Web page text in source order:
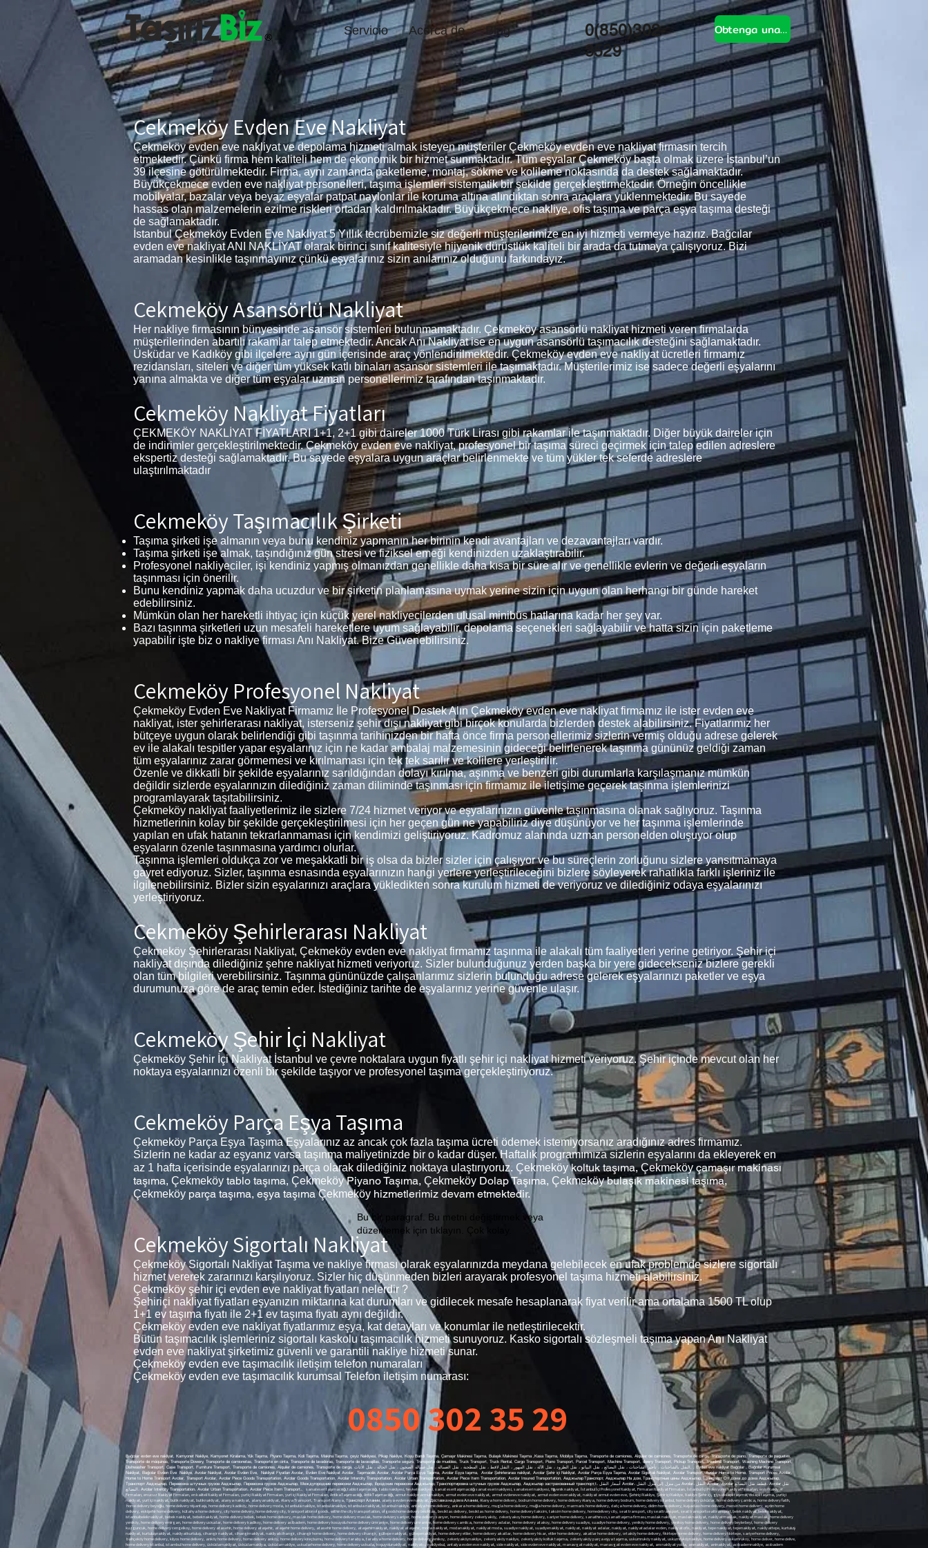
Servicio Acerca de Blog
0(850)302-
3529
Obtenga una cotización
Çekmeköy Evden Eve Nakliyat
Çekmeköy evden eve nakliyat ve depolama hizmeti almak isteyen müşteriler Çekmeköy evden eve nakliyat firmasın tercih
etmektedir. Çünkü firma hem kaliteli hem de ekonomik bir hizmet sunmaktadır. Tüm eşyalar Çekmeköy başta olmak üzere İstanbul’un
39 ilçesine götürülmektedir. Firma, aynı zamanda paketleme, montaj, sökme ve kolileme noktasında da destek sağlamaktadır.
Büyükçekmece evden eve nakliyat personelleri, taşıma işlemleri sistematik bir şekilde gerçekleştirmektedir. Örneğin öncellikle
mobilyalar, bazalar veya beyaz eşyalar patpat naylonlar ile koruma altına alındıktan sonra araçlara yüklenmektedir. Bu sayede
hassas olan malzemelerin ezilme riskleri ortadan kaldırılmaktadır. Büyükçekmece nakliye, ofis taşıma ve parça eşya taşıma desteği
de sağlamaktadır.
İstanbul Çekmeköy Evden Eve Nakliyat 5 Yıllık tecrübemizle siz değerli müşterilerimize en iyi hizmeti vermeye hazırız. Bağcılar
evden eve nakliyat ANI NAKLİYAT olarak birinci sınıf kalitesiyle hijyenik dürüstlük kaliteli bir arada da tutmaya çalışıyoruz. Bizi
aramadan kesinlikle taşınmayınız çünkü eşyalarınız sizin anılarınız olduğunu farkındayız.
Çekmeköy Asansörlü Nakliyat
Her nakliye firmasının bünyesinde asansör sistemleri bulunmamaktadır. Çekmeköy asansörlü nakliyat hizmeti veren firmalarda
müşterilerinden abartılı rakamlar talep etmektedir. Ancak Anı Nakliyat ise en uygun asansörlü taşımacılık desteğini sağlamaktadır.
Üsküdar ve Kadıköy gibi ilçelere aynı gün içerisinde araç yönlendirilmektedir. Çekmeköy evden eve nakliyat ücretleri firmamız
rezidansları, siteleri ve diğer tüm yüksek katlı binaları asansör sistemleri ile taşımaktadır. Müşterilerimiz ise sadece değerli eşyalarını
yanına almakta ve diğer tüm eşyalar uzman personellerimiz tarafından taşınmaktadır.
Çekmeköy Nakliyat Fiyatları
ÇEKMEKÖY NAKLİYAT FİYATLARI 1+1, 2+1 gibi daireler 1000 Türk Lirası gibi rakamlar ile taşınmaktadır. Diğer büyük daireler için
de indirimler gerçekleştirilmektedir. Çekmeköy evden eve nakliyat, profesyonel bir taşıma süreci geçirmek için talep edilen adreslere
ekspertiz desteği sağlamaktadır. Bu sayede eşyalara uygun araçlar belirlenmekte ve tüm yükler tek seferde adreslere
ulaştırılmaktadır
Çekmeköy Taşımacılık Şirketi
Taşıma şirketi işe almanın veya bunu kendiniz yapmanın her birinin kendi avantajları ve dezavantajları vardır.
Taşıma şirketi işe almak, taşındığınız gün stresi ve fiziksel emeği kendinizden uzaklaştırabilir.
Profesyonel nakliyeciler, işi kendiniz yapmış olmanızdan genellikle daha kısa bir süre alır ve genellikle evlerin ve değerli eşyaların
taşınması için önerilir.
Bunu kendiniz yapmak daha ucuzdur ve bir şirketin planlamasına uymak yerine sizin için uygun olan herhangi bir günde hareket
edebilirsiniz.
Mümkün olan her hareketli ihtiyaç için küçük yerel nakliyecilerden ulusal minibüs hatlarına kadar her şey var.
Bazı taşınma şirketleri uzun mesafeli hareketlere uyum sağlayabilir, depolama seçenekleri sağlayabilir ve hatta sizin için paketleme
yapabilir işte biz o nakliye firması Anı Nakliyat. Bize Güvenebilirsiniz.
Çekmeköy Profesyonel Nakliyat
Çekmeköy Evden Eve Nakliyat Firmamız İle Profesyonel Destek Alın Çekmeköy evden eve nakliyat firmamız ile ister evden eve
nakliyat, ister şehirlerarası nakliyat, isterseniz şehir dışı nakliyat gibi birçok konularda bizlerden destek alabilirsiniz. Fiyatlarımız her
bütçeye uygun olarak belirlendiği gibi taşınma tarihinizden bir hafta önce firma personellerimiz sizlerin vermiş olduğu adrese gelerek
ev ile alakalı tespitler yapar eşyalarınız için ne kadar ambalaj malzemesinin gideceği belirlenerek taşınma gününüz geldiği zaman
tüm eşyalarınız zarar görmemesi ve kırılmaması için tek tek sarılır ve kolilere yerleştirilir.
Özenle ve dikkatli bir şekilde eşyalarınız sarıldığından dolayı kırılma, aşınma ve benzeri gibi durumlarla karşılaşmanız mümkün
değildir sizlerde eşyalarınızın dilediğiniz zaman diliminde taşınması için firmamız ile iletişime geçerek taşınma işlemlerinizi
programlayarak taşıtabilirsiniz.
Çekmeköy nakliyat faaliyetlerimiz ile sizlere 7/24 hizmet veriyor ve eşyalarınızın güvenle taşınmasına olanak sağlıyoruz. Taşınma
hizmetlerinin kolay bir şekilde gerçekleştirilmesi için her geçen gün ne yapabiliriz diye düşünüyor ve her taşınma işlemlerinde
yapılan en ufak hatanın tekrarlanmaması için kendimizi geliştiriyoruz. Kadromuz alanında uzman personelden oluşuyor olup
eşyaların özenle taşınmasına yardımcı olurlar.
Taşınma işlemleri oldukça zor ve meşakkatli bir iş olsa da bizler sizler için çalışıyor ve bu süreçlerin zorluğunu sizlere yansıtmamaya
gayret ediyoruz. Sizler, taşınma esnasında eşyalarınızın hangi yerlere yerleştirileceğini bizlere söyleyerek rahatlıkla farklı işleriniz ile
ilgilenebilirsiniz. Bizler sizin eşyalarınızı araçlara yükledikten sonra kurulum hizmeti de veriyoruz ve dilediğiniz odaya eşyalarınızı
yerleştiriyoruz.
Çekmeköy Şehirlerarası Nakliyat
Çekmeköy Şehirlerarası Nakliyat, Çekmeköy evden eve nakliyat firmamız taşınma ile alakalı tüm faaliyetleri yerine getiriyor. Şehir içi
nakliyat dışında dilediğiniz şehre nakliyat hizmeti veriyoruz. Sizler bulunduğunuz yerden başka bir yere gidecekseniz bizlere gerekli
olan tüm bilgileri verebilirsiniz. Taşınma gününüzde çalışanlarımız sizlerin bulunduğu adrese gelerek eşyalarınızı paketler ve eşya
durumunuza göre de araç temin eder. İstediğiniz tarihte de eşyalarınız yerine güvenle ulaşır.
Çekmeköy Şehir İçi Nakliyat
Çekmeköy Şehir İçi Nakliyat İstanbul ve çevre noktalara uygun fiyatlı şehir içi nakliyat hizmeti veriyoruz. Şehir içinde mevcut olan her
noktaya eşyalarınızı özenli bir şekilde taşıyor ve profesyonel taşıma gerçekleştiriyoruz.
Çekmeköy Parça Eşya Taşıma
Çekmeköy Parça Eşya Taşıma Eşyalarınız az ancak çok fazla taşıma ücreti ödemek istemiyorsanız aradığınız adres firmamız.
Sizlerin ne kadar az eşyanız varsa taşınma maliyetinizde bir o kadar düşer. Haftalık programımıza sizlerin eşyalarını da ekleyerek en
az 1 hafta içerisinde eşyalarınızı parça olarak dilediğiniz noktaya ulaştırıyoruz. Çekmeköykoltuk taşıma,Çekmeköyçamaşır makinası
taşıma, Çekmeköy tablo taşıma,ÇekmeköyPiyano Taşıma, Çekmeköy Dolap Taşıma, Çekmeköybulaşık makinesi taşıma,
Çekmeköy parça taşıma, eşya taşımaÇekmeköy hizmetlerimiz devam etmektedir.
Çekmeköy Sigortalı Nakliyat
Çekmeköy Sigortalı Nakliyat Taşıma ve nakliye firması olarak eşyalarınızda meydana gelebilecek en ufak problemde sizlere sigortalı
hizmet vererek zararınızı karşılıyoruz. Sizler hiç düşünmeden bizleri arayarak profesyonel taşıma hizmeti alabilirsiniz.
Çekmeköy şehir içi evden eve nakliyat fiyatları nelerdir ?
Şehiriçi nakliyat fiyatları eşyanızın miktarına kat durumları ve gidilecek mesafe hesaplanarak fiyat verilir ama ortalama 1500 TL olup
1+1 ev taşıma fiyatı ile 2+1 ev taşıma fiyatı aynı değildir.
Çekmeköy evden eve nakliyat fiyatlarımız eşya, kat detayları ve konumlar ile netleştirilecektir.
Bütün taşımacılık işlemleriniz sigortalı kaskolu taşımacılık hizmeti sunuyoruz. Kasko sigortalı sözleşmeli taşıma yapan Anı Nakliyat
evden eve nakliyat şirketimiz güvenli ve garantili nakliye hizmeti sunar.
Çekmeköy evden eve taşımacılık iletişim telefon numaraları
Çekmeköy evden eve taşımacılık kurumsal Telefon iletişim numarası:
0850 302 35 29
Bu bir paragraf. Bu metni değiştirmek veya
düzenlemek için tıklayın. Çok kolay.
Bağcılar evden eve nakliyat, Kamyonet Nakliye, Kamyonet Kiralama, Yük Taşıma, Piyano Taşıma, Koli Taşıma, Makina Taşıma, çeyiz Nakliyesi, Pikap Nakliye, Koşu Bandı Taşıma, Çamaşır Makinesi Taşıma, Bulaşık Makinesi Taşıma ,Kasa Taşıma, Mobilya Taşıma, Transporte de camiones, Alquiler de camiones, Transporte de carga, Transporte de piano, Transporte de paquetes,
Transporte de máquinas, Transporte Dowery, Transporte de camionetas, Transporte en cinta, Transporte de lavadoras, Transporte de lavavajillas, Transporte seguro, Transporte de muebles, Truck Transport, Truck Rental, Cargo Transport, Piano Transport, Parcel Transport, Machine Transport, dowry Transport, Pickup Transport, Treadmill Transport, Washing Machine Transport,
Dishwasher Transport, Case Transport, Furniture Transport, Transporte de camiones, Alquiler de camiones, Transporte de carga, النقل بالشاحنات ، تأجير الشاحنات ، نقل البضائع ، نقل البيانو ، نقل الطرود ، نقل الآلة ، نقل المهور ، النقل لاقط ، نقل المطحنة ، نقل الغسالة ، نقل غسالة الصحون ، نقل الحالة ، نقل الأثاث, , Evden eve nakliyat Bağcılar , Bağcılar Kurumsal
Nakliyat, Bağcılar Evden Eve Nakliye, Avcılar Nakliyat, Avcılar Evden Eve, Nakliyat Fiyatları Avcılar, Evden Eve Nakliyat Avcılar, Taşımacılık Avcılar, Avcılar Parça Eşya Taşıma, Avcılar Eşya taşıma, Avcılar Şehirlerarası nakliyat, Avcılar Şehir içi Nakliyat, Avcılar Parça Eşya Taşıma, Avcılar Sigortalı Nakliyat, Avcılar Transport, Avcılar Home to Home, Transport Prices Avcılar,
Home to Home Transport Avcılar, Transport Avcılar, Avcılar Piece Goods Transportation, Avcılar Goods Transportation, Avcılar Intercity Transportation, Avcılar Urban Transportation, Avcılar Piece Item Transportation, Avcılar Insured Transportation, Авджылар Транспорт, Авджылар На дом, Транспортные цены Авджылар, Транспорт От дома до дома Авджылар,
Транспорт Авджылар, Перевозка штучных грузов Авджылар, Перевозка грузов Авджылар, Междугородние перевозки Авджылар, Городские перевозки Авджылар, Транспортировка штучных грузов Авджылар, Авджылар застрахованный транспорт,t، أسعار النقل Avcılar، من منزل إلى منزل النقل Avcılar، النقل Avcılar، Avcılar قطعة نقل البضائع، Avcılar نقل
البضائع، Avcılar Intercity Transportation، Avcılar Urban Transportation، Avcılar Piece Item Transport،, sanateseri taşımacılığı, tablo taşımacılığı, tablo nakliyesi, heykel nakliyesi, sanat eseritaşımacılığı sanat eseri nakliyesi, sanateseri nakliyesi, Hijyenik nakliyat, İstanbul İçi Profesyonel Nakliyat, Firmaları Nakliyat Firmaları, İstanbul İçi Profesyonel NakliyatFirmaları, en iyi Nakliyat Firmaları, en ucuz Nakliyat Firmaları, en kaliteli Nakliyat Firmaları, yurtiçi Nakliyat Firmaları, yurt içi Nakliyat Firmaları, AntikaTaşımacılığı, AntikTaşımacılığı, armut nakliye armutnakliye, armut evden eve nakliyat, armut evdeneve nakliyat, armut evden evenakliyat, nakliyat armut evden eve, Şehiriçi Nakliye, Şehir içi Nakliye, Nakliye Şehir içi, giysi dolaplı taşıma, dolaplı taşıma, yurtiçi nakliyat, yurt içi nakliyat, butik nakliyat, butiknakliyat, alanya nakliyat, alanyanakliyat, Alanya Transport, Transport Alanya, Транспорт Алании, alanya evden eve nakliyat, Доставка на дом в Алании, Alanya home delivery, bodrum home delivery, home delivery Alanya, home delivery bodrum, home delivery istanbul, home delivery üsküdar, home delivery çamlıca, home delivery fatih, home delivery beyoğlu, home delivery nişantaşı, home delivery kadıköy, home delivery moda, istanbula nakliye, istanbulanakliye, istanbula nakliyat, istanbul nakliye, antalya home delivery, ankara home delivery, mugla home delivery, muğla home delivery, marmaris home delivery, datça home delivery, didim home delivery, kuşadası home delivery, mersin home delivery, aydın home delivery, eskişehir home delivery, kütahya home delivery, city ​​home delivery​​, home delivery city, transportation of goods, within the city transportation, of goods​​home delivery besiktas, ​​besiktas delivery, besiktas home delivery, home delivery taksim, taksim home delivery, homedelivery city, ​​seat transport, city ​​seattransport​​, seat transport​​seattransport, belek nakliyat, beleknakliyat, istanbulbeleknakliyat, bebek nakliyat, bebeknakliyat, home delivery bebek, bebek home delivery, maslak home delivery, home delivery maslak, home delivery sariyer, home delivery sarıyer, home delivery zekeriyaköy, zekeriyakoy home delivery, sariyer home delivery, sanathırsızı, sanattaşıma firması, maslak nakliyat, maslaknakliyat, nakliyatmaslak, nakliyat maslak, home delivery yeniköy, home delivery emirgan, home delivery uskudar, home delivery kadikoy, home delivery acibadem, home delivery kosuyolu home delivery ümraniye, home delivery umraniye, home delivery camlica, home delivery adalar, home delivery atakoy, home delivery suadiye, suadiye home delivery, yeniköy home delivery, yenikoy home delivery, home delivery beylerbeyi, home delivery kuzguncuk, home delivery cengelkoy, home delivery atasehir, home delivery ataşehir, ataşehir home delivery, atasehir home delivery, ataşehirnakliyat, nakliyat ataşehir, moda nakliyat, modanakliyat, nakliyat moda, suadiye nakliyat, suadiyenakliyat, nakliyat, nakliyat adalar, nakliyat, nakliyatadalar evden, nakliyat ofis, nakliyat, tepe nakliyat, tepenakliyat, nakliyattepe, kurtuluş nakliyat, kurtuluşnakliyat, nakliyatkurtuluş, cihangir nakliyat, cihangirnakliyat, nakliyatcihangir, cihangir home delivery, home delivery cihangir, gültepe nakliyat, gültepenakliyat, home delivery etiler, home delivery akatlar, home delivery hisar, etiler home delivery, akatlar home delivery, ortaköy home delivery, fikirtepe home delivery, home delivery fikirtepe, sariyerhome delivery, bahçeköy home delivery, kilyos home delivery, arıköy home delivery, home delivery arıköy, home delivery kireçburnu, home delivery tarabya, tarabya home delivery, home delivery yenikoy, zekeriyaköynakliye, zekeriyaköy nakliye, zekeriyaköy koltuk taşıma, zekeriyaköy parça eşya taşıma, uskumruköy nakliyat, uskumruköynakliye, home delivery uskumrukoy, home deliver, home delive, home delivery istanbul, istambul home delivery, üsküdarnakliyat, üsküdarnakliya, üsküdarnakliye, uskudarhome delivery, home delivery uskuda, koşuyolunakliyat, nakliyatcı, nakliyebul, antalya evden eve nakliyat, side nakliyat, side evden eve nakliyat, manavgat nakliyat, manavgat evden eve nakliyat, anı nakliyat yolda, anınakliyat, aninakliyat, acıbademnakliye, acıbadem nakliye, kosuyolunakliyat, kosuyolunakliye, kosuyolu nakliyat, koşuyolunakliye, koşuyolu nakliye, nakliyat acıbadem, nakliye acıbadem, nakliyat üsküdar, nakliyeüsküdar, nakliyatistanbul, nakliyat harem, harem nakliyat, selimiye nakliyat, nakliyat selimiye, doğancılarnakliyat, doğancılar nakliyat, nakliyat doğancılar, nakliyat sarıyer, nakliye sarıyer, nakliyesarıyer, nakliyat madenler, nakliyatmadenler, madenler nakliyat, nakliyat acarlar, nakliyat göztepe, nakliyat suadiye, fenerbahçe nakliyat, fenerbahçenakliyat, nakliyat fenerbahçe, kızıltoprak nakliyat, nakliyat kızıltoprak, nakliyat caddebostan, nakliyatcaddebostan, caddebostannakliyat, caddebostan nakliyat, transportation carrier home delivery, sariyer home delivery, sile home delivery, ankara home delivery, izmir home delivery, bursa home delivery, beykoz home delivery, acarlar home delivery, kavacık home delivery, levent home delivery, sanayi home delivery, maltepe home delivery, bostancı home delivery, göztepe Nakliyeci, mainframe transportation, table transport, table shipping, sculpture transport, art work transport, artwork shipping, artwork shipping, hygienic transport, Professional Transport, Companies in Istanbul, Forwarding Companies, In Istanbul Professional, Shipping Companies best shipping companies cheapest shipping companies top quality shipping companies Domestic Transport Companies Domestic Transport Companies Antiques Transportation antique transport pear shipping pear shipping pear home delivery pear home delivery pear home delivery shipping pear home to home Local Transport City Transport Shipping Inner City clothes closet transport locker transport domestic shipping domestic shipping boutique shipping boutique shipping Alanya Transport spaceshipping Alanya Transport Transport Alanya Транспорт Алании Alanya home delivery Доставка на дом в Алании Alanya home delivery Bodrum home delivery home delivery Alanya home delivery basement home delivery istanbul home delivery uskudar home delivery camlica home delivery home delivery beyoglu home delivery Nisantasi home delivery kadikoy home delivery fashion shipping to istanbul istanbul shipping shipping to istanbul istanbul shipping antalya home delivery ankara home delivery mugla home delivery mugla home delivery marmaris home delivery datca home delivery didim home delivery kusadasi home delivery mersin home delivery Aydin home delivery Eskisehir home delivery Kütahya Home Delivery city ​​home delivery home delivery city transportation of goods within the city transportation of goods home delivery besiktas besiktas delivery besiktas home delivery home delivery taxi Taksim Home Delivery home delivery city ​​seat transport city ​​seattransport seat transport seattransport baby shipping babyshipping home delivery baby baby home delivery maslak home delivery home delivery maslak home delivery sariyer home delivery sariyer home delivery zekeriyakoy zekeriyakoy home delivery sariyer home delivery maslak shipping maslak shipping shippingmaslak shipping maslak home delivery Yenikoy home delivery emirgan home delivery uskudar home delivery kadikoy home delivery acibadem home delivery route home delivery umraniye home delivery umraniye home delivery camlica home delivery islands home delivery home delivery suadiye suadiye home delivery Yenikoy Home Delivery Yenikoy home delivery home delivery beylerbeyi home delivery home delivery cengelkoy home delivery atasehir home delivery atasehir Atasehir home delivery atasehir home delivery ataşehirtransport shipping atasehir fashion shipping fashion shipping shipping fashion shipping to suadiye suadiantransport shipping shipping islands shipping shippingislands shipping from home office relocation hill transport top shipping shippingtepe salvation shipping salvationshipping shippingliberation cihangir shipping cihangirtransport transporterhangir cihangir home delivery home delivery cihangir Gultepe Transport Gultepenakliyat home delivery meats home delivery execs home delivery hisar Etiler home delivery akatlar home delivery Ortakoy Home Delivery Idea Home Delivery home delivery sariyerhome delivery bahcekoy home delivery kiyos home delivery arikoy home delivery home delivery arikoy home delivery home delivery tarabya tarabya home delivery home delivery zekeriyakoytransport zekeriyakoy shipping zekeriyakoy seat transport zekeriyaköy piece goods transport Uskumrukoy Transport mackerelkoytransport home delivery uskumrukoy home deliver home delivery home delivery istanbul istanbul home delivery Uskudartransport Uskudarnakliya Uskudarshipping uskudarhome delivery home delivery uskuda runwaytransport shipper find shipping antalya home delivery side shipping side home delivery manavgat shipping manavgat home delivery instant shipping is on the way shipping shipping bitterbademshipping macaroon shipping kosuwaytransport by wayshipping road transport runwayshipping runway shipping shipping macaroon shipping macaroon transport uskudar shippinguskudar shippingistanbul transport harem harem transport seliye shipping shipping falconerstransport falconers shipping shipping falconers shipping sariyer shipping sariyer shippingsariyer shipping mines shippingmines mines transport courier companies shipping goztepe shipping suadiye Fenerbahce Transport fenerbahce shipping transport fenerbahce redsoil shipping shipping redsoil shipping streetbostan shippingcaddebostan streetbostan shipping streetbostan shipping transportation carrier home delivery saree delete home delivery home delivery ankara home delivery izmir home delivery home delivery beykoz they offer home delivery home delivery kavacik